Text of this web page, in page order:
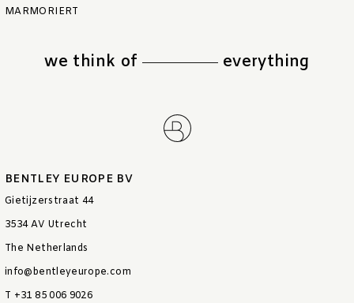
ARMORIERT
we think of everything
BENTLEY EUROPE BV
Gietijzerstraat 44
3534 AV Utrecht
The Netherlands
info@bentleyeurope.com
T +31 85 006 9026